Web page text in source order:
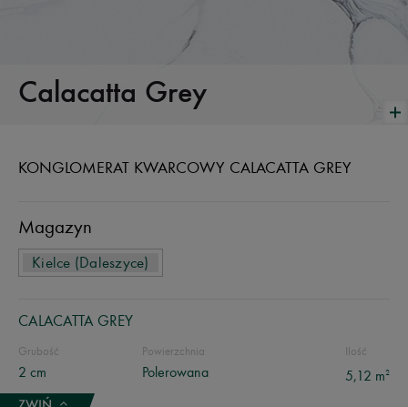
Calacatta Grey
KONGLOMERAT KWARCOWY CALACATTA GREY
Magazyn
Kielce (Daleszyce)
CALACATTA GREY
Grubość
2 cm
Powierzchnia
Polerowana
Ilość
5,12 m2